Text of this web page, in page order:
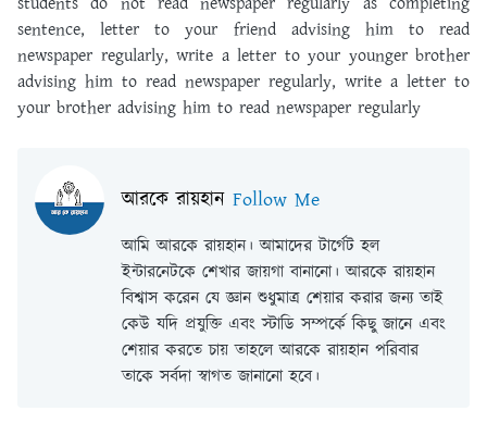
sentence, letter to your friend advising him to read
newspaper regularly, write a letter to your younger brother
advising him to read newspaper regularly, write a letter to
your brother advising him to read newspaper regularly
আরকে রায়হান Follow Me
আমি আরকে রায়হান। আমাদের টার্গেট হল
ইন্টারনেটকে শেখার জায়গা বানানো। আরকে রায়হান
বিশ্বাস করেন যে জ্ঞান শুধুমাত্র শেয়ার করার জন্য তাই
কেউ যদি প্রযুক্তি এবং স্টাডি সম্পর্কে কিছু জানে এবং
শেয়ার করতে চায় তাহলে আরকে রায়হান পরিবার
তাকে সর্বদা স্বাগত জানানো হবে।